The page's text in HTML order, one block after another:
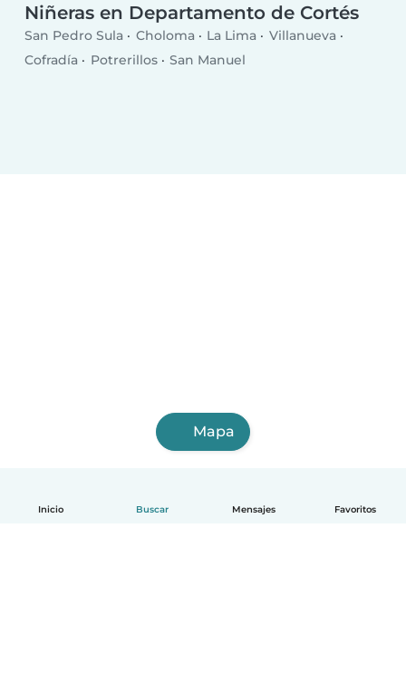
Inicio Buscar Mensajes Favoritos
Niñeras en Departamento de Cortés
San Pedro Sula Choloma La Lima
Villanueva
Cofradía
Potrerillos San Manuel
Mapa